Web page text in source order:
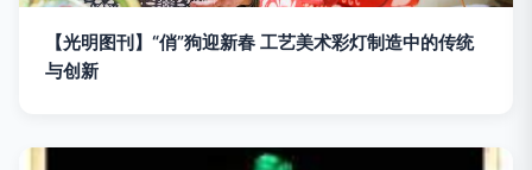
【光明图刊】“俏”狗迎新春 工艺美术彩灯制造中的传统
与创新